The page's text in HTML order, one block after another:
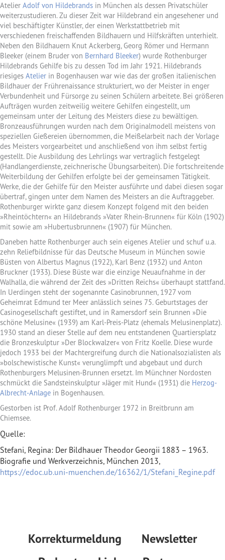
Atelier Adolf von Hildebrands in München als dessen Privatschüler
weiterzustudieren. Zu dieser Zeit war Hildebrand ein angesehener und
viel beschäftigter Künstler, der einen Werkstattbetrieb mit
verschiedenen freischaffenden Bildhauern und Hilfskräften unterhielt.
Neben den Bildhauern Knut Ackerberg, Georg Römer und Hermann
Bleeker (einem Bruder von Bernhard Bleeker) wurde Rothenburger
Hildebrands Gehilfe bis zu dessen Tod im Jahr 1921. Hildebrands
riesiges Atelier in Bogenhausen war wie das der großen italienischen
Bildhauer der Frührenaissance strukturiert, wo der Meister in enger
Verbundenheit und Fürsorge zu seinen Schülern arbeitete. Bei größeren
Aufträgen wurden zeitweilig weitere Gehilfen eingestellt, um
gemeinsam unter der Leitung des Meisters diese zu bewältigen.
Bronzeausführungen wurden nach dem Originalmodell meistens von
speziellen Gießereien übernommen, die Meißelarbeit nach der Vorlage
des Meisters vorgearbeitet und anschließend von ihm selbst fertig
gestellt. Die Ausbildung des Lehrlings war vertraglich festgelegt
(Handlangerdienste, zeichnerische Übungsarbeiten). Die fortschreitende
Weiterbildung der Gehilfen erfolgte bei der gemeinsamen Tätigkeit.
Werke, die der Gehilfe für den Meister ausführte und dabei diesen sogar
übertraf, gingen unter dem Namen des Meisters an die Auftraggeber.
Rothenburger wirkte ganz diesem Konzept folgend mit den beiden
»Rheintöchtern« an Hildebrands »Vater Rhein-Brunnen« für Köln (1902)
mit sowie am »Hubertusbrunnen« (1907) für München.
Daneben hatte Rothenburger auch sein eigenes Atelier und schuf u.a.
zehn Reliefbildnisse für das Deutsche Museum in München sowie
Büsten von Albertus Magnus (1922), Karl Benz (1932) und Anton
Bruckner (1933). Diese Büste war die einzige Neuaufnahme in der
Walhalla, die während der Zeit des »Dritten Reichs« überhaupt stattfand.
In Uerdingen steht der sogenannte Casinobrunnen, 1927 vom
Geheimrat Edmund ter Meer anlässlich seines 75. Geburtstages der
Casinogesellschaft gestiftet, und in Ramersdorf sein Brunnen »Die
schöne Melusine« (1939) am Karl-Preis-Platz (ehemals Melusinenplatz).
1930 stand an dieser Stelle auf dem neu entstandenen Quartiersplatz
die Bronzeskulptur »Der Blockwalzer« von Fritz Koelle. Diese wurde
jedoch 1933 bei der Machtergreifung durch die Nationalsozialisten als
»bolschewistische Kunst« verunglimpft und abgebaut und durch
Rothenburgers Melusinen-Brunnen ersetzt. Im Münchner Nordosten
schmückt die Sandsteinskulptur »Jäger mit Hund« (1931) die Herzog-
Albrecht-Anlage in Bogenhausen.
Gestorben ist Prof. Adolf Rothenburger 1972 in Breitbrunn am
Chiemsee.
Quelle:
Stefani, Regina: Der Bildhauer Theodor Georgii 1883 – 1963.
Biografie und Werkverzeichnis, München 2013,
https://edoc.ub.uni-muenchen.de/16362/1/Stefani_Regine.pdf
Korrekturmeldung
Newsletter